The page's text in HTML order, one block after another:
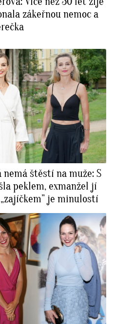
zákeřnou nemoc a
štěstí na muže: S
peklem, exmanžel jí
je minulostí